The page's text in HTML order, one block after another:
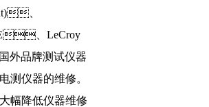
、
、LeCroy
外品牌测试仪器
仪器的维修。
幅降低仪器维修